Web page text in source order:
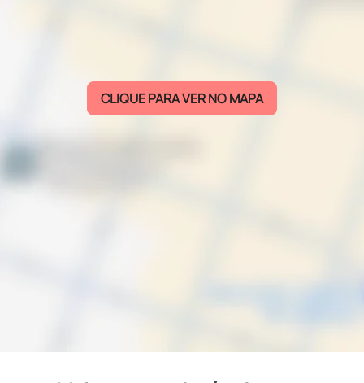
CLIQUE PARA VER NO MAPA